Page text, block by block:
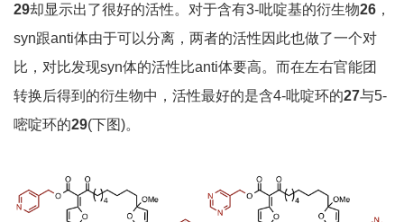
29却显示出了很好的活性。对于含有3-吡啶基的衍生物26 ，
syn跟anti体由于可以分离，两者的活性因此也做了一个对
比，对比发现syn体的活性比anti体要高。而在左右官能团
转换后得到的衍生物中，活性最好的是含4-吡啶环的27与5-
嘧啶环的29(下图)。